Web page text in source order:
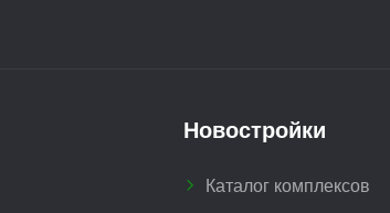
Новостройки
Каталог комплексов